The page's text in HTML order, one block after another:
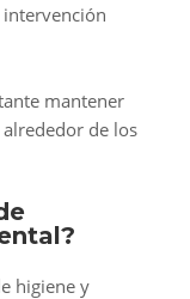
mantener
de los
higiene y